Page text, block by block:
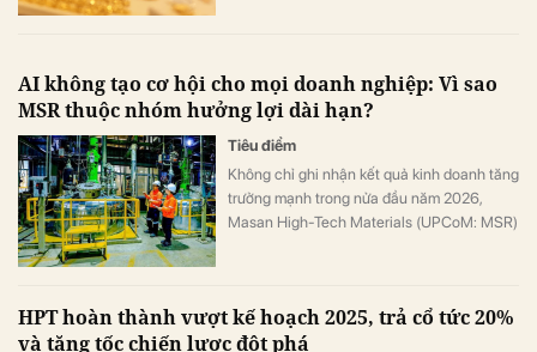
AI không tạo cơ hội cho mọi doanh nghiệp: Vì sao
MSR thuộc nhóm hưởng lợi dài hạn?
Tiêu điểm
Không chỉ ghi nhận kết quả kinh doanh tăng
trưởng mạnh trong nửa đầu năm 2026,
Masan High-Tech Materials (UPCoM: MSR)
HPT hoàn thành vượt kế hoạch 2025, trả cổ tức 20%
và tăng tốc chiến lược đột phá